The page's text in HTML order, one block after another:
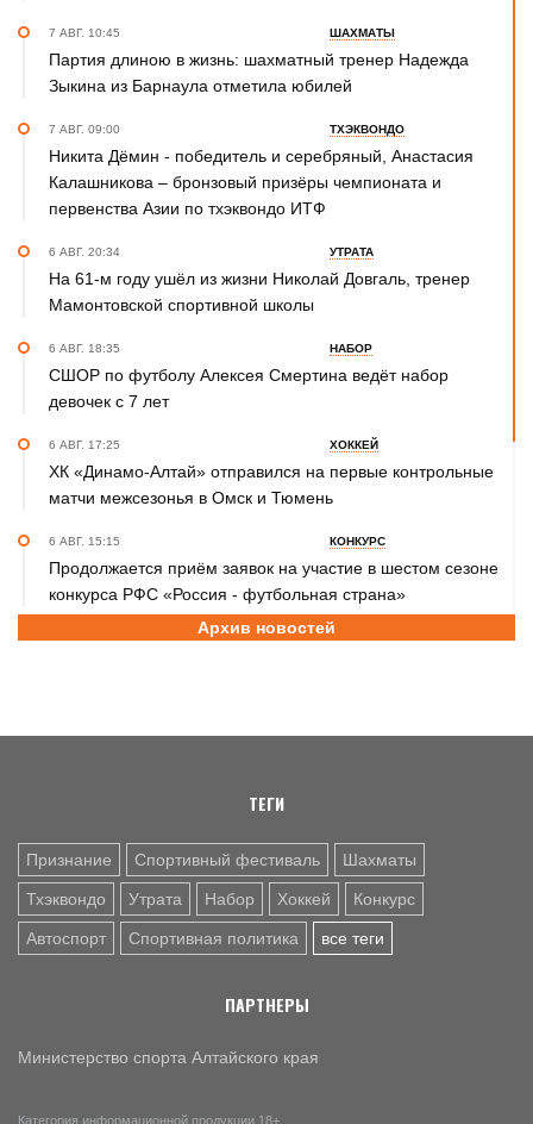
7 АВГ. 10:45 ШАХМАТЫ
Партия длиною в жизнь: шахматный тренер Надежда
Зыкина из Барнаула отметила юбилей
7 АВГ. 09:00 ТХЭКВОНДО
Никита Дёмин - победитель и серебряный, Анастасия
Калашникова – бронзовый призёры чемпионата и
первенства Азии по тхэквондо ИТФ
6 АВГ. 20:34 УТРАТА
На 61-м году ушёл из жизни Николай Довгаль, тренер
Мамонтовской спортивной школы
6 АВГ. 18:35 НАБОР
СШОР по футболу Алексея Смертина ведёт набор
девочек с 7 лет
6 АВГ. 17:25 ХОККЕЙ
ХК «Динамо-Алтай» отправился на первые контрольные
матчи межсезонья в Омск и Тюмень
6 АВГ. 15:15 КОНКУРС
Продолжается приём заявок на участие в шестом сезоне
конкурса РФС «Россия - футбольная страна»
СПОРТИВНАЯ ПОЛИТИКА
6 АВГ. 12:55 ГРЕБЛЯ НА БАЙДАРКАХ И КАНОЭ
Архив новостей
ТЕГИ
Признание Спортивный фестиваль Шахматы
Тхэквондо Утрата Набор Хоккей Конкурс
Автоспорт Спортивная политика все теги
ПАРТНЕРЫ
Министерство спорта Алтайского края
Категория информационной продукции 18+